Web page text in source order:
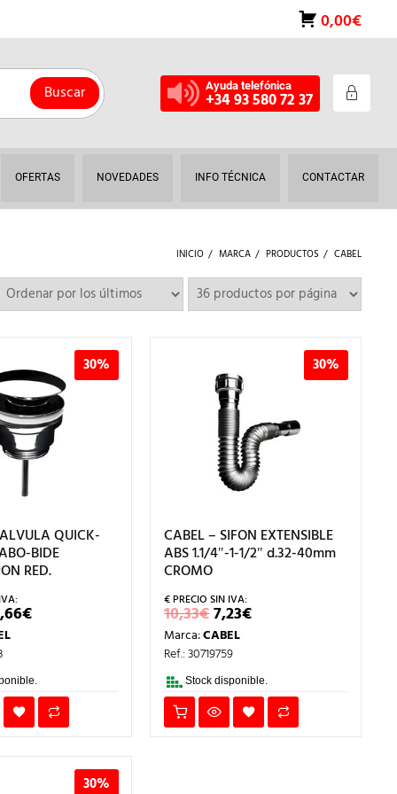
0,00€
Buscar Ayuda telefónica
+34 93 580 72 37
OFERTAS NOVEDADES INFO TÉCNICA CONTACTAR
INICIO MARCA PRODUCTOS CABEL
30%
QUICK-
BIDE
RED.
€EL
PRECIO
30%
CABEL – SIFON EXTENSIBLE
ABS 1.1/4″-1-1/2″ d.32-40mm
CROMO
10,33€EL
PRECIO
ORIGINAL
ERA:
10,33€.
7,23€EL
PRECIO
7,23€.
Marca:CABEL
Ref.: 30719759
Stock disponible.
30%